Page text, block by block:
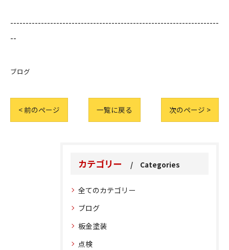
--------------------------------------------------------------------
--
ブログ
< 前のページ 一覧に戻る 次のページ >
カテゴリー Categories
全てのカテゴリー
ブログ
板金塗装
点検